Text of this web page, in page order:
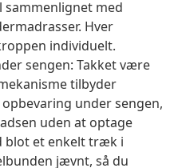
med
Hver
individuelt.
sengen: Takket være
tilbyder
under sengen,
uden at optage
blot et enkelt træk i
jævnt, så du